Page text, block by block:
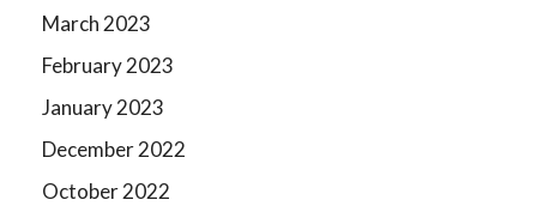
March 2023
February 2023
January 2023
December 2022
October 2022